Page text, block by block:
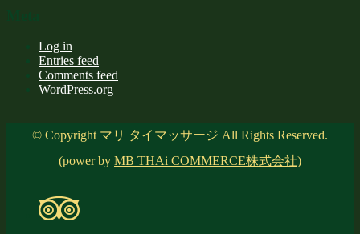
Log in
Entries feed
Comments feed
WordPress.org
© Copyright マリ タイマッサージ All Rights Reserved.
(power by MB THAi COMMERCE株式会社)